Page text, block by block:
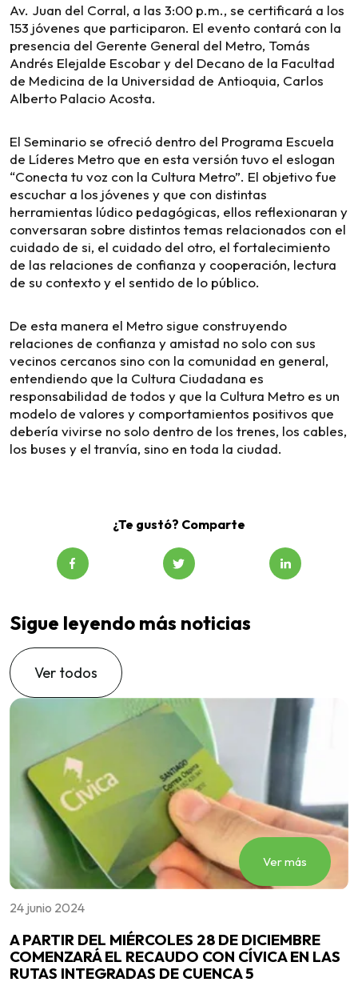
Av. Juan del Corral, a las 3:00 p.m., se certificará a los
153 jóvenes que participaron. El evento contará con la
presencia del Gerente General del Metro, Tomás
Andrés Elejalde Escobar y del Decano de la Facultad
de Medicina de la Universidad de Antioquia, Carlos
Alberto Palacio Acosta.
El Seminario se ofreció dentro del Programa Escuela
de Líderes Metro que en esta versión tuvo el eslogan
“Conecta tu voz con la Cultura Metro”. El objetivo fue
escuchar a los jóvenes y que con distintas
herramientas lúdico pedagógicas, ellos reflexionaran y
conversaran sobre distintos temas relacionados con el
cuidado de si, el cuidado del otro, el fortalecimiento
de las relaciones de confianza y cooperación, lectura
de su contexto y el sentido de lo público.
De esta manera el Metro sigue construyendo
relaciones de confianza y amistad no solo con sus
vecinos cercanos sino con la comunidad en general,
entendiendo que la Cultura Ciudadana es
responsabilidad de todos y que la Cultura Metro es un
modelo de valores y comportamientos positivos que
debería vivirse no solo dentro de los trenes, los cables,
los buses y el tranvía, sino en toda la ciudad.
¿Te gustó? Comparte
Sigue leyendo más noticias
Ver todos
Ver más
24 junio 2024
A PARTIR DEL MIÉRCOLES 28 DE DICIEMBRE
COMENZARÁ EL RECAUDO CON CÍVICA EN LAS
RUTAS INTEGRADAS DE CUENCA 5